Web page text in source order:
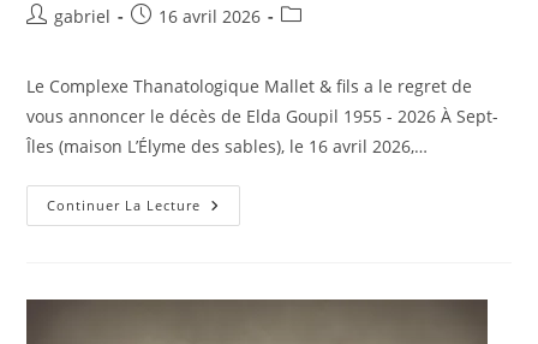
Auteur/autrice
publication :
gabriel
Publication
16 avril 2026
Post
Le Complexe Thanatologique Mallet & fils a le regret de
vous annoncer le décès de Elda Goupil 1955 - 2026 À Sept-
Îles (maison L’Élyme des sables), le 16 avril 2026,…
Continuer La Lecture GOUPIL,
Elda